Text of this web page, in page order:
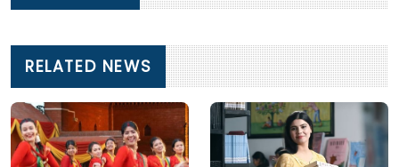
RELATED NEWS